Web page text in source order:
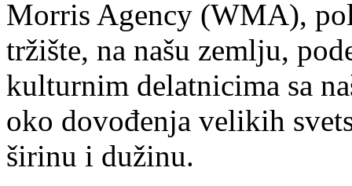
Morris Agency (WMA),
tržište, na našu zemlju,
kulturnim delatnicima sa
oko dovođenja velikih
širinu i dužinu.